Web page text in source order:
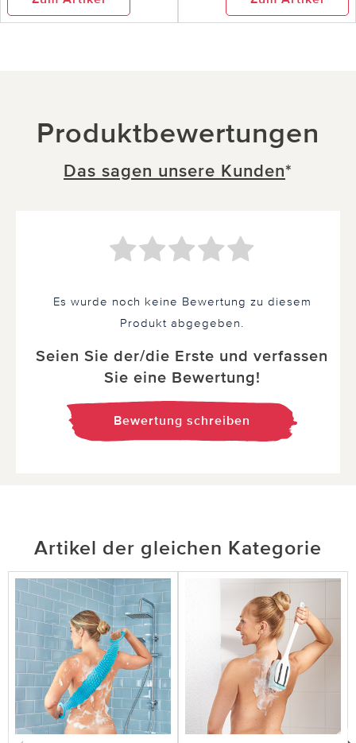
Produktbewertungen
Das sagen unsere Kunden*
Es wurde noch keine Bewertung zu diesem
Produkt abgegeben.
Seien Sie der/die Erste und verfassen
Sie eine Bewertung!
Bewertung schreiben
Artikel der gleichen Kategorie